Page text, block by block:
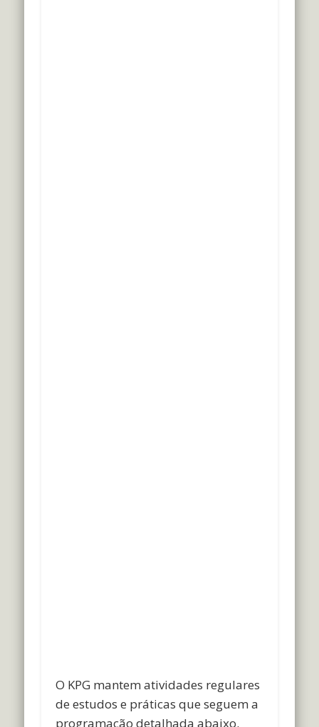
O KPG mantem atividades regulares
de estudos e práticas que seguem a
programação detalhada abaixo.